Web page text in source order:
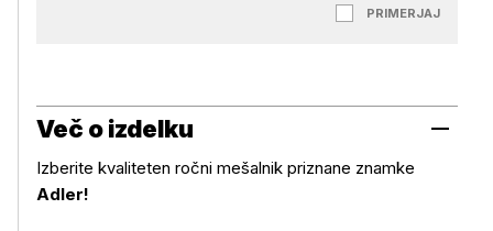
PRIMERJAJ
Več o izdelku
Izberite kvaliteten ročni mešalnik priznane znamke
Adler!